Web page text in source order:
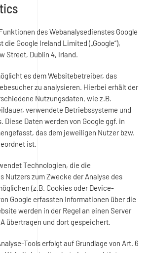
des Webanalysedienstes Google
Google Ireland Limited („Google“),
Street, Dublin 4, Irland.
es dem Websitebetreiber, das
zu analysieren. Hierbei erhält der
Nutzungsdaten, wie z.B.
verwendete Betriebssysteme und
Diese Daten werden von Google ggf. in
das dem jeweiligen Nutzer bzw.
ist.
Technologien, die die
Nutzers zum Zwecke der Analyse des
(z.B. Cookies oder Device-
Google erfassten Informationen über die
werden in der Regel an einen Server
übertragen und dort gespeichert.
Tools erfolgt auf Grundlage von Art. 6